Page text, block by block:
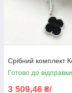
Срібний комплект
Готово до відправки
3 509,46 ₴/